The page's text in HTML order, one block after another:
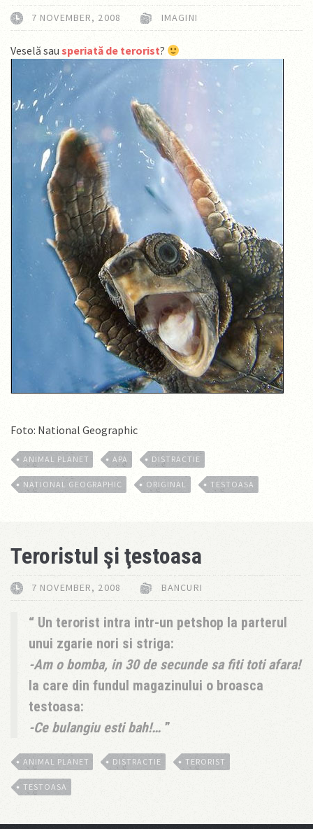
7 NOVEMBER, 2008 IMAGINI
Veselă sau speriată de terorist?
Foto: National Geographic
ANIMAL PLANET APA DISTRACTIE
NATIONAL GEOGRAPHIC ORIGINAL TESTOASA
Teroristul şi ţestoasa
7 NOVEMBER, 2008 BANCURI
Un terorist intra intr-un petshop la parterul
unui zgarie nori si striga:
-Am o bomba, in 30 de secunde sa fiti toti afara!
la care din fundul magazinului o broasca
testoasa:
-Ce bulangiu esti bah!…
ANIMAL PLANET DISTRACTIE TERORIST
TESTOASA